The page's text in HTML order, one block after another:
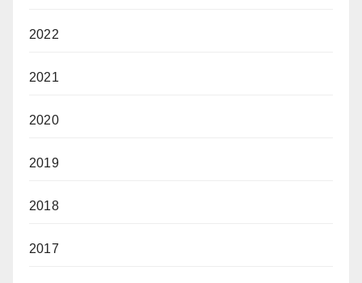
2022
2021
2020
2019
2018
2017